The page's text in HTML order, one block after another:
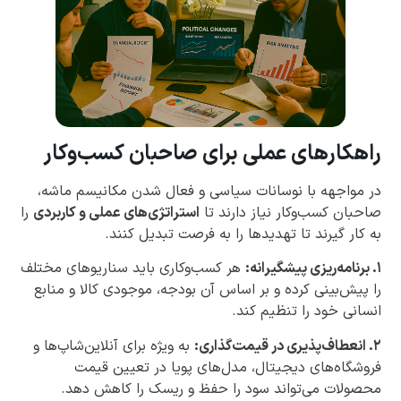
راهکارهای عملی برای صاحبان کسب‌وکار
در مواجهه با نوسانات سیاسی و فعال شدن مکانیسم ماشه،
صاحبان کسب‌وکار نیاز دارند تا استراتژی‌های عملی و کاربردی را
به کار گیرند تا تهدیدها را به فرصت تبدیل کنند.
۱. برنامه‌ریزی پیشگیرانه:
هر کسب‌وکاری باید سناریوهای مختلف
را پیش‌بینی کرده و بر اساس آن بودجه، موجودی کالا و منابع
انسانی خود را تنظیم کند.
۲. انعطاف‌پذیری در قیمت‌گذاری:
به ویژه برای آنلاین‌شاپ‌ها و
فروشگاه‌های دیجیتال، مدل‌های پویا در تعیین قیمت
محصولات می‌تواند سود را حفظ و ریسک را کاهش دهد.